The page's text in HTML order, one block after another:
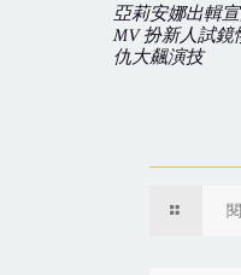
亞莉安娜出輯
MV 扮新人試鏡
仇大飆演技